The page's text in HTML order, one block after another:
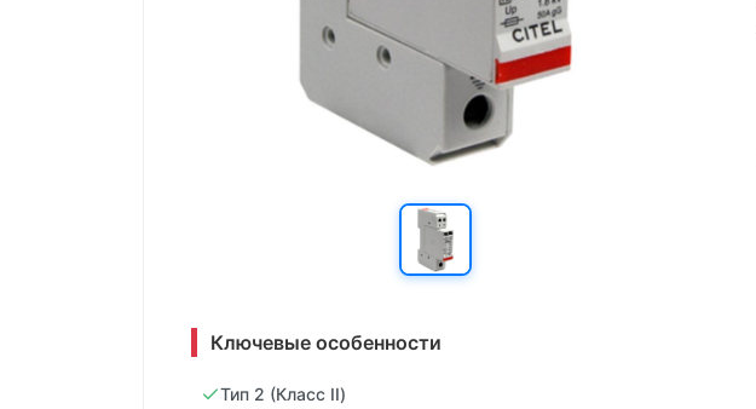
Ключевые особенности
Тип 2 (Класс II)